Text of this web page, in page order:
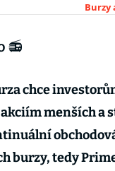
Burzy
📻
chce
menších a
burzy, tedy